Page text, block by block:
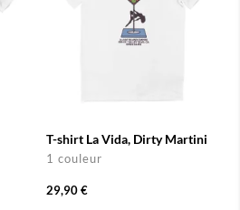
T-shirt La Vida, Dirty Martini
1 couleur
29,90 €